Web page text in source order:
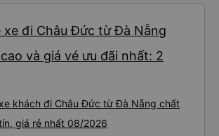
xe đi Châu Đức từ Đà Nẵng
và giá vé ưu đãi nhất: 2
khách đi Châu Đức từ Đà Nẵng chất
giá rẻ nhất 08/2026